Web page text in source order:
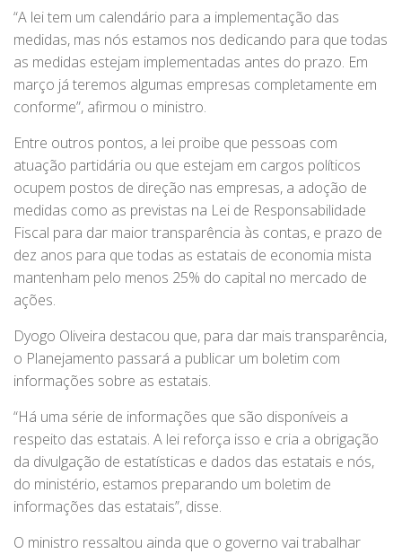
“A lei tem um calendário para a implementação das
medidas, mas nós estamos nos dedicando para que todas
as medidas estejam implementadas antes do prazo. Em
março já teremos algumas empresas completamente em
conforme”, afirmou o ministro.
Entre outros pontos, a lei proibe que pessoas com
atuação partidária ou que estejam em cargos políticos
ocupem postos de direção nas empresas, a adoção de
medidas como as previstas na Lei de Responsabilidade
Fiscal para dar maior transparência às contas, e prazo de
dez anos para que todas as estatais de economia mista
mantenham pelo menos 25% do capital no mercado de
ações.
Dyogo Oliveira destacou que, para dar mais transparência,
o Planejamento passará a publicar um boletim com
informações sobre as estatais.
“Há uma série de informações que são disponíveis a
respeito das estatais. A lei reforça isso e cria a obrigação
da divulgação de estatísticas e dados das estatais e nós,
do ministério, estamos preparando um boletim de
informações das estatais”, disse.
O ministro ressaltou ainda que o governo vai trabalhar